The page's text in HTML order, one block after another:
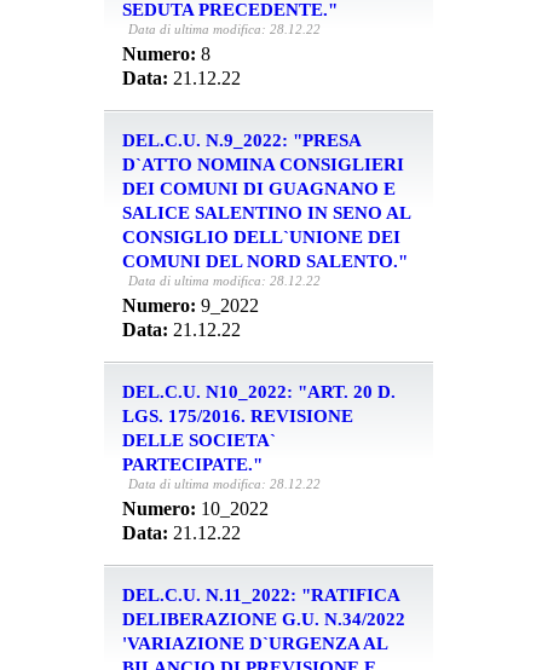
SEDUTA PRECEDENTE."
Data di ultima modifica: 28.12.22
Numero: 8
Data: 21.12.22
DEL.C.U. N.9_2022: "PRESA
D`ATTO NOMINA CONSIGLIERI
DEI COMUNI DI GUAGNANO E
SALICE SALENTINO IN SENO AL
CONSIGLIO DELL`UNIONE DEI
COMUNI DEL NORD SALENTO."
Data di ultima modifica: 28.12.22
Numero: 9_2022
Data: 21.12.22
DEL.C.U. N10_2022: "ART. 20 D.
LGS. 175/2016. REVISIONE
DELLE SOCIETA`
PARTECIPATE."
Data di ultima modifica: 28.12.22
Numero: 10_2022
Data: 21.12.22
DEL.C.U. N.11_2022: "RATIFICA
DELIBERAZIONE G.U. N.34/2022
'VARIAZIONE D`URGENZA AL